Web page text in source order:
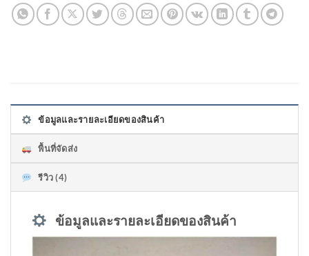
ข้อมูลและรายละเอียดของสินค้า
พื้นที่จัดส่ง
รีวิว (4)
ข้อมูลและรายละเอียดของสินค้า